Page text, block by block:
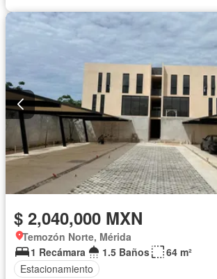
$ 2,040,000 MXN
Temozón Norte, Mérida
1 Recámara
1.5 Baños
64 m²
Estacionamiento